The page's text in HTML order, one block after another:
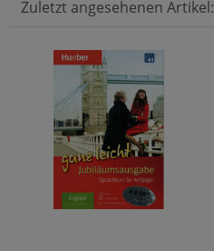
Zuletzt angesehenen Artikel: